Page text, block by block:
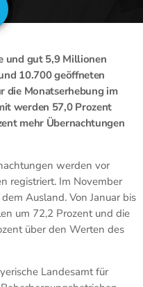
und gut 5,9 Millionen
10.700 geöffneten
die Monatserhebung im
werden 57,0 Prozent
mehr Übernachtungen
werden vor
registriert. Im November
Ausland. Von Januar bis
um 72,2 Prozent und die
über den Werten des
Landesamt für